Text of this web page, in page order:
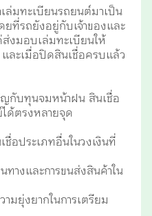
ล่มทะเบียนรถยนต์มาเป็น
ยที่รถยังอยู่กับเจ้าของและ
งมอบเล่มทะเบียนให้
และเมื่อปิดสินเชื่อครบแล้ว
กับทุนจมหน้าฝน สินเชื่อ
ด้ตรงหลายจุด
อประเภทอื่นในวงเงินที่
ทางและการขนส่งสินค้าใน
มยุ่งยากในการเตรียม